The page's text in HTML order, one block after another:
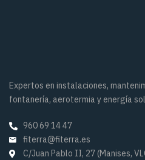
Expertos en instalaciones,
fontanería, aerotermia y energía
960 69 14 47
fiterra@fiterra.es
C/Juan Pablo II, 27 (Manises,